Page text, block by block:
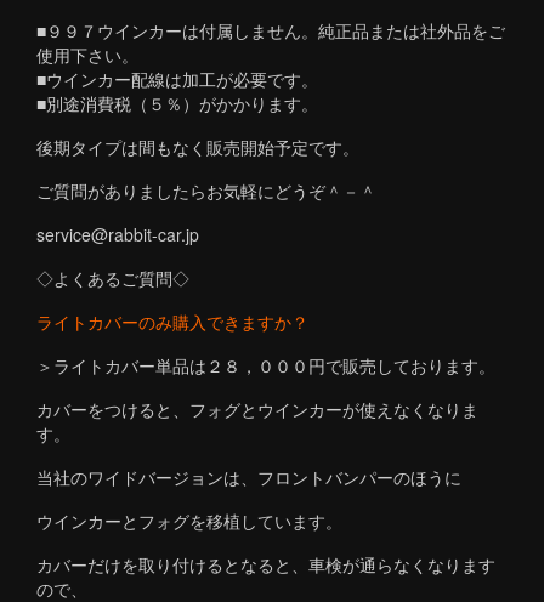
■９９７ウインカーは付属しません。純正品または社外品をご
使用下さい。
■ウインカー配線は加工が必要です。
■別途消費税（５％）がかかります。
後期タイプは間もなく販売開始予定です。
ご質問がありましたらお気軽にどうぞ＾－＾
service@rabbit-car.jp
◇よくあるご質問◇
ライトカバーのみ購入できますか？
＞ライトカバー単品は２８，０００円で販売しております。
カバーをつけると、フォグとウインカーが使えなくなりま
す。
当社のワイドバージョンは、フロントバンパーのほうに
ウインカーとフォグを移植しています。
カバーだけを取り付けるとなると、車検が通らなくなります
ので、